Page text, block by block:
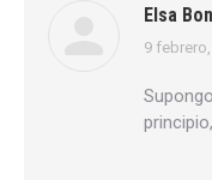
Elsa
dice:
9